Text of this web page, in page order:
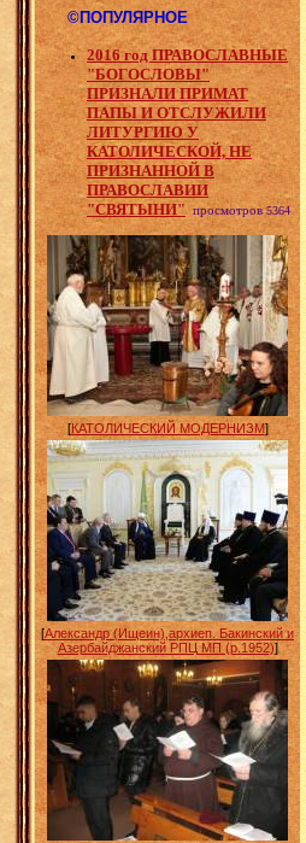
©ПОПУЛЯРНОЕ
2016 год ПРАВОСЛАВНЫЕ
"БОГОСЛОВЫ"
ПРИЗНАЛИ ПРИМАТ
ПАПЫ И ОТСЛУЖИЛИ
ЛИТУРГИЮ У
КАТОЛИЧЕСКОЙ, НЕ
ПРИЗНАННОЙ В
ПРАВОСЛАВИИ
"СВЯТЫНИ"
просмотров5364
[КАТОЛИЧЕСКИЙ МОДЕРНИЗМ]
[Александр (Ищеин),архиеп. Бакинский и
Азербайджанский РПЦ МП (р.1952)]